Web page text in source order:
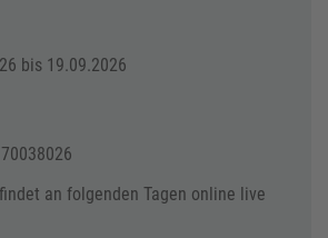
bis 19.09.2026
an folgenden Tagen online live